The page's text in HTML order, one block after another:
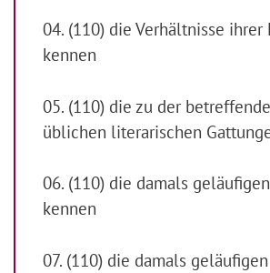
04. (110) die Verhältnisse ihrer
kennen
05. (110) die zu der
üblichen literarischen
06. (110) die damals
kennen
07. (110) die damals geläufigen